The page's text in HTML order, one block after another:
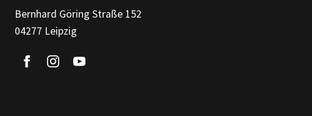
Bernhard Göring Straße 152
04277 Leipzig